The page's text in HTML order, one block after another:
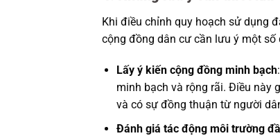
Khi điều chỉnh quy hoạch sử dụng
cộng đồng dân cư cần lưu ý một số
Lấy ý kiến cộng đồng minh bạch
minh bạch và rộng rãi. Điều này
và có sự đồng thuận từ người
Đánh giá tác động môi trường